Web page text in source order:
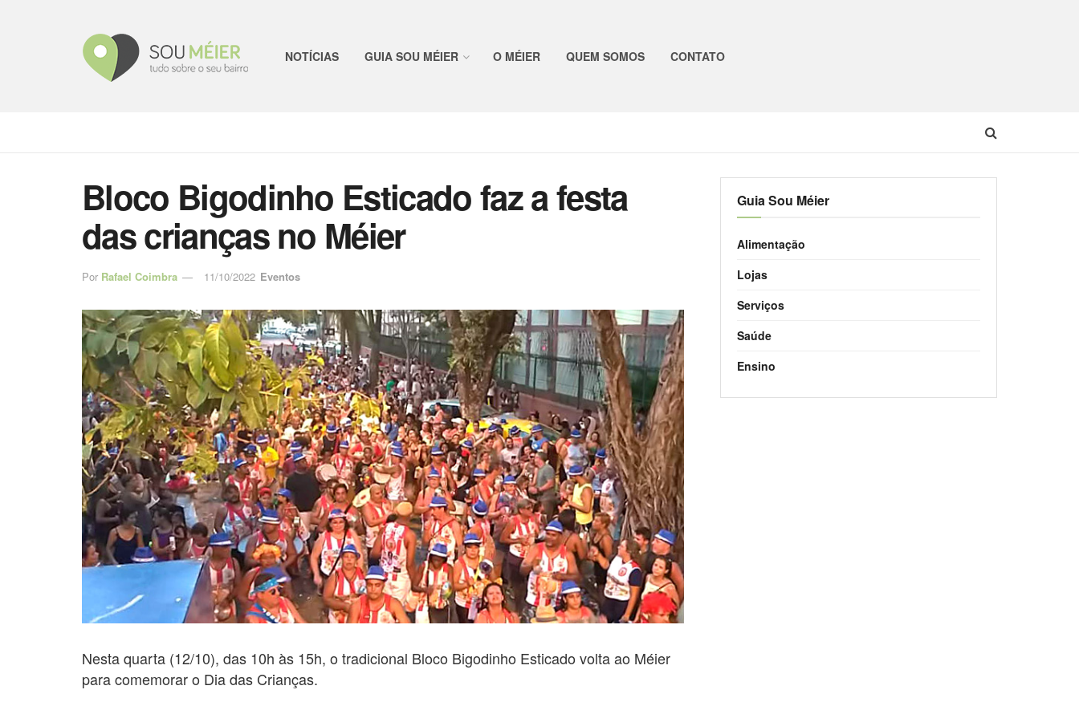
NOTÍCIAS GUIA SOU MÉIER O MÉIER QUEM SOMOS CONTATO
Bloco Bigodinho Esticado faz a festa
das crianças no Méier
Por Rafael Coimbra 11/10/2022 Eventos
Nesta quarta (12/10), das 10h às 15h, o tradicional Bloco Bigodinho Esticado volta ao Méier
para comemorar o Dia das Crianças.
Guia Sou Méier
Alimentação
Lojas
Serviços
Saúde
Ensino